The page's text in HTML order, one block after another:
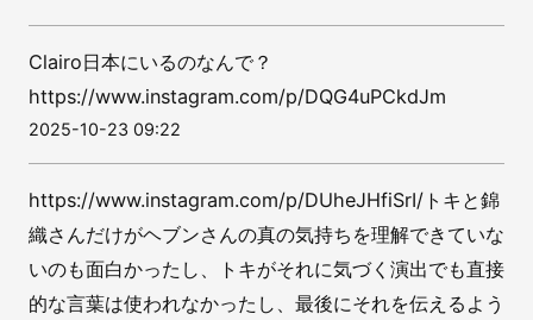
Clairo日本にいるのなんで？
https://www.instagram.com/p/DQG4uPCkdJm
2025-10-23 09:22
https://www.instagram.com/p/DUheJHfiSrI/トキと錦
織さんだけがヘブンさんの真の気持ちを理解できていな
いのも面白かったし、トキがそれに気づく演出でも直接
的な言葉は使われなかったし、最後にそれを伝えるよう